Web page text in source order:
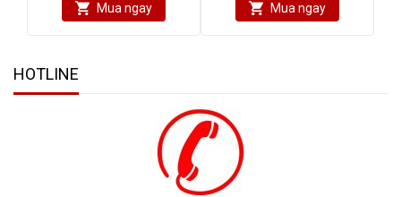
Mua ngay Mua ngay
HOTLINE